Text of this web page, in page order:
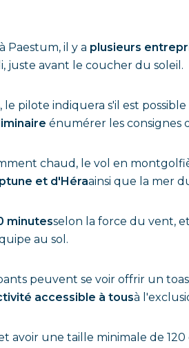
Paestum, il y a plusieurs
juste avant le coucher du soleil.
le pilote indiquera s'il est
énumérer les consignes
chaud, le vol en
et d'Héraainsi que la mer
minutesselon la force du vent,
au sol.
peuvent se voir offrir un
accessible à tousà
une taille minimale de